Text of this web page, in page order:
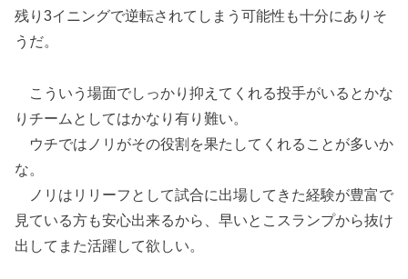
残り3イニングで逆転されてしまう可能性も十分にありそ
うだ。
こういう場面でしっかり抑えてくれる投手がいるとかな
りチームとしてはかなり有り難い。
ウチではノリがその役割を果たしてくれることが多いか
な。
ノリはリリーフとして試合に出場してきた経験が豊富で
見ている方も安心出来るから、早いとこスランプから抜け
出してまた活躍して欲しい。